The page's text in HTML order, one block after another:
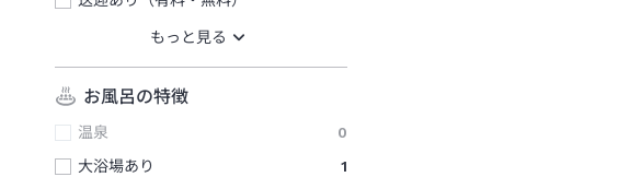
お風呂の特徴
温泉
0
大浴場あり
1